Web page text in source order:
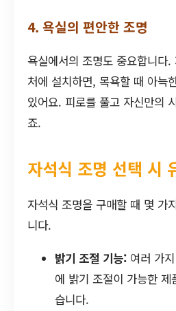
4. 욕실의 편안한 조명
욕실에서의 조명도 중요합니다
처에 설치하면, 목욕할 때 아늑
있어요. 피로를 풀고 자신만의
죠.
자석식 조명 선택 시
자석식 조명을 구매할 때 몇 가
니다.
밝기 조절 기능: 여러 가
에 밝기 조절이 가능한
습니다.